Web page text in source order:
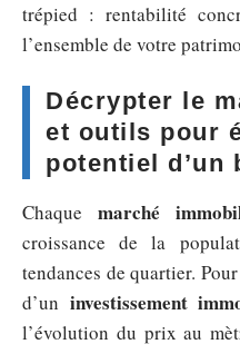
trépied : rentabilité
l’ensemble de votre
Décrypter le
et outils pour
potentiel d’un
Chaque marché
croissance de la
tendances de quartier.
d’un investissement
l’évolution du prix au